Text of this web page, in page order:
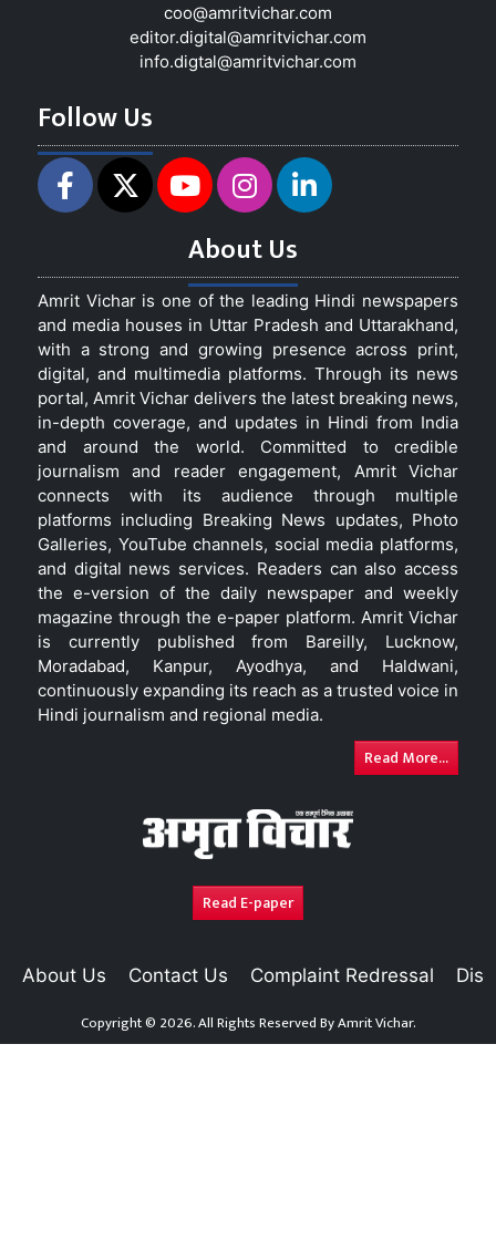
coo@amritvichar.com
editor.digital@amritvichar.com
info.digtal@amritvichar.com
Follow Us
About Us
Amrit Vichar is one of the leading Hindi newspapers
and media houses in Uttar Pradesh and Uttarakhand,
with a strong and growing presence across print,
digital, and multimedia platforms. Through its news
portal, Amrit Vichar delivers the latest breaking news,
in-depth coverage, and updates in Hindi from India
and around the world. Committed to credible
journalism and reader engagement, Amrit Vichar
connects with its audience through multiple
platforms including Breaking News updates, Photo
Galleries, YouTube channels, social media platforms,
and digital news services. Readers can also access
the e-version of the daily newspaper and weekly
magazine through the e-paper platform. Amrit Vichar
is currently published from Bareilly, Lucknow,
Moradabad, Kanpur, Ayodhya, and Haldwani,
continuously expanding its reach as a trusted voice in
Hindi journalism and regional media.
Read More...
Read E-paper
About Us Contact Us Complaint Redressal
Copyright © 2026. All Rights Reserved ByAmrit Vichar.